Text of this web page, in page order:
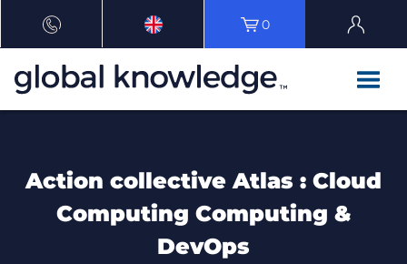
0
Action collective Atlas : Cloud
Computing Computing &
DevOps